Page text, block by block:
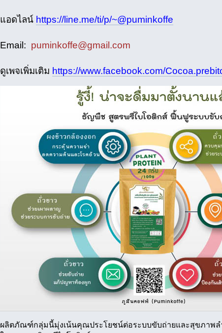
แอดไลน์ https://line.me/ti/p/~@puminkoffe
Email: puminkoffe@gmail.com
ดูเพจเพิ่มเติม https://www.facebook.com/
ผลิตภัณฑ์กลุ่มนี้มุ่งเน้นคุณประโยชน์ต่อระบบขับถ่ายและสุขภาพล